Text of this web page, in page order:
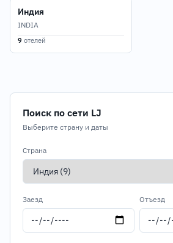
Индия
INDIA
9 отелей
Поиск по сети LJ
Выберите страну и даты
Страна
Заезд Отъезд